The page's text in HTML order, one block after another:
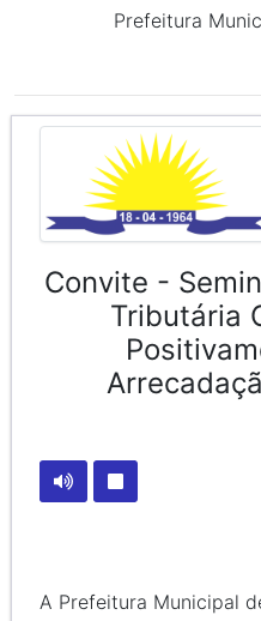
Prefeitura
Convite -
Tributária
A Prefeitura Municipal